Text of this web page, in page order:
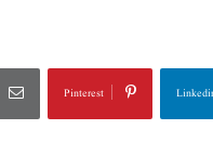
Pinterest